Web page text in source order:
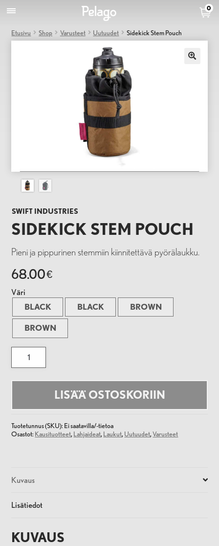
0
Etusivu Shop Varusteet Uutuudet Sidekick Stem Pouch
SWIFT INDUSTRIES
SIDEKICK STEM POUCH
Pieni ja pippurinen stemmiin kiinnitettävä pyörälaukku.
68.00€
Väri
BLACK
BLACK BROWN
BROWN
Sidekick
Stem
Pouch
LISÄÄ OSTOSKORIIN
Tuotetunnus (SKU): Ei saatavilla/-tietoa
Osastot: Kausituotteet, Lahjaideat, Laukut, Uutuudet,Varusteet
Kuvaus
Lisätiedot
KUVAUS